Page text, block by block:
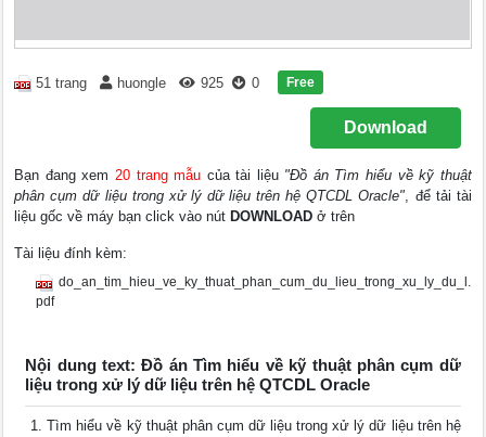
51 trang huongle 925 0 Free
Download
Bạn đang xem 20 trang mẫu của tài liệu "Đồ án Tìm hiểu về kỹ thuật
phân cụm dữ liệu trong xử lý dữ liệu trên hệ QTCDL Oracle", để tải tài
liệu gốc về máy bạn click vào nút DOWNLOAD ở trên
Tài liệu đính kèm:
do_an_tim_hieu_ve_ky_thuat_phan_cum_du_lieu_trong_xu_ly_du_l.
pdf
Nội dung text: Đồ án Tìm hiểu về kỹ thuật phân cụm dữ
liệu trong xử lý dữ liệu trên hệ QTCDL Oracle
Tìm hiểu về kỹ thuật phân cụm dữ liệu trong xử lý dữ liệu trên hệ